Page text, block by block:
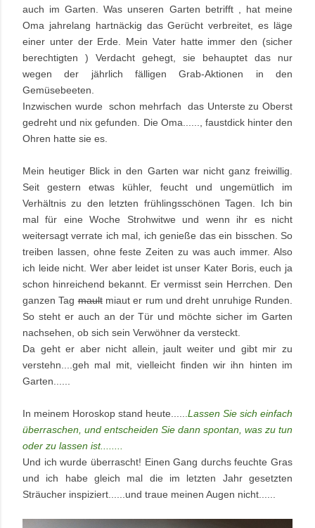
auch im Garten. Was unseren Garten betrifft , hat meine
Oma jahrelang hartnäckig das Gerücht verbreitet, es läge
einer unter der Erde. Mein Vater hatte immer den (sicher
berechtigten ) Verdacht gehegt, sie behauptet das nur
wegen der jährlich fälligen Grab-Aktionen in den
Gemüsebeeten.
Inzwischen wurde schon mehrfach das Unterste zu Oberst
gedreht und nix gefunden. Die Oma......, faustdick hinter den
Ohren hatte sie es.
Mein heutiger Blick in den Garten war nicht ganz freiwillig.
Seit gestern etwas kühler, feucht und ungemütlich im
Verhältnis zu den letzten frühlingsschönen Tagen. Ich bin
mal für eine Woche Strohwitwe und wenn ihr es nicht
weitersagt verrate ich mal, ich genieße das ein bisschen. So
treiben lassen, ohne feste Zeiten zu was auch immer. Also
ich leide nicht. Wer aber leidet ist unser Kater Boris, euch ja
schon hinreichend bekannt. Er vermisst sein Herrchen. Den
ganzen Tagmaultmiaut er rum und dreht unruhige Runden.
So steht er auch an der Tür und möchte sicher im Garten
nachsehen, ob sich sein Verwöhner da versteckt.
Da geht er aber nicht allein, jault weiter und gibt mir zu
verstehn....geh mal mit, vielleicht finden wir ihn hinten im
Garten......
In meinem Horoskop stand heute..
Lassen Sie sich einfach
überraschen, und entscheiden Sie dann spontan, was zu tun
oder zu lassen ist........
Und ich wurde überrascht! Einen Gang durchs feuchte Gras
und ich habe gleich mal die im letzten Jahr gesetzten
Sträucher inspiziert......und traue meinen Augen nicht......